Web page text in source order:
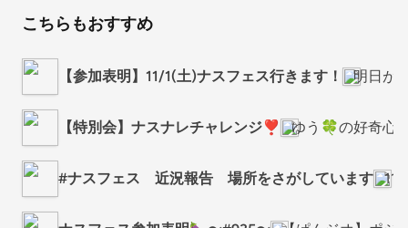
こちらもおすすめ
【参加表明】11/1(土)ナスフェス行きます！ 明日が
【特別会】ナスナレチャレンジ❣️ ゆう🍀の好奇心
#ナスフェス 近況報告 場所をさがしています